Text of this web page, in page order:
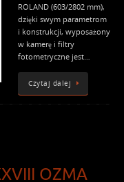
ROLAND (603/2802 mm),
dzięki swym parametrom
i konstrukcji, wyposażony
w kamerę i filtry
fotometryczne jest…
Czytaj dalej
OZMA